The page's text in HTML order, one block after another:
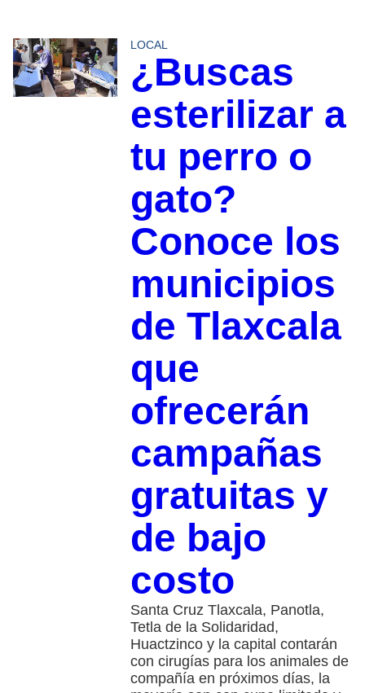
LOCAL
¿Buscas
esterilizar a
tu perro o
gato?
Conoce los
municipios
de Tlaxcala
que
ofrecerán
campañas
gratuitas y
de bajo
costo
Santa Cruz Tlaxcala, Panotla,
Tetla de la Solidaridad,
Huactzinco y la capital contarán
con cirugías para los animales de
compañía en próximos días, la